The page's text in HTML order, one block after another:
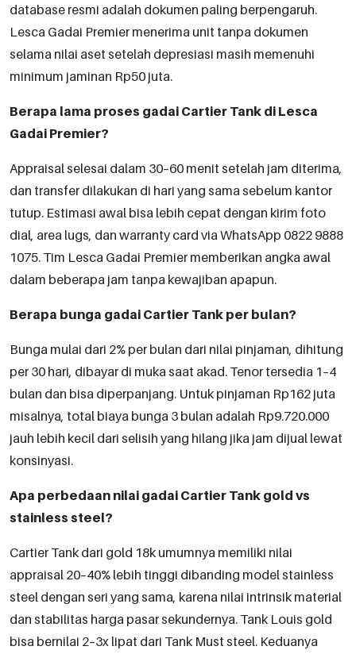
database resmi adalah dokumen paling berpengaruh.
Lesca Gadai Premier menerima unit tanpa dokumen
selama nilai aset setelah depresiasi masih memenuhi
minimum jaminan Rp50 juta.
Berapa lama proses gadai Cartier Tank di Lesca
Gadai Premier?
Appraisal selesai dalam 30–60 menit setelah jam diterima,
dan transfer dilakukan di hari yang sama sebelum kantor
tutup. Estimasi awal bisa lebih cepat dengan kirim foto
dial, area lugs, dan warranty card via WhatsApp 0822 9888
1075. Tim Lesca Gadai Premier memberikan angka awal
dalam beberapa jam tanpa kewajiban apapun.
Berapa bunga gadai Cartier Tank per bulan?
Bunga mulai dari 2% per bulan dari nilai pinjaman, dihitung
per 30 hari, dibayar di muka saat akad. Tenor tersedia 1–4
bulan dan bisa diperpanjang. Untuk pinjaman Rp162 juta
misalnya, total biaya bunga 3 bulan adalah Rp9.720.000
jauh lebih kecil dari selisih yang hilang jika jam dijual lewat
konsinyasi.
Apa perbedaan nilai gadai Cartier Tank gold vs
stainless steel?
Cartier Tank dari gold 18k umumnya memiliki nilai
appraisal 20–40% lebih tinggi dibanding model stainless
steel dengan seri yang sama, karena nilai intrinsik material
dan stabilitas harga pasar sekundernya. Tank Louis gold
bisa bernilai 2–3x lipat dari Tank Must steel. Keduanya